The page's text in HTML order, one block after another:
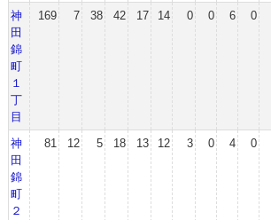
神
田
錦
町
１
丁
目
169 7 38 42 17 14 0 0 6 0
神
田
錦
町
２
81 12 5 18 13 12 3 0 4 0